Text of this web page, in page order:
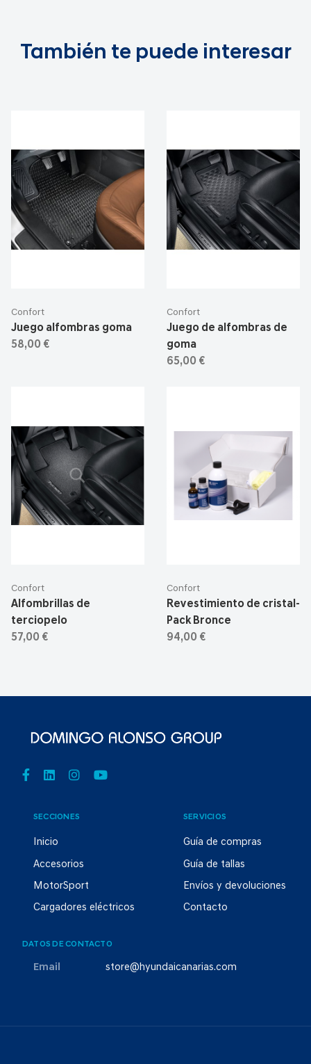
También te puede interesar
Confort
Juego alfombras goma
58,00 €
Confort
Juego de alfombras de
goma
65,00 €
Confort
Alfombrillas de
terciopelo
57,00 €
Confort
Revestimiento de cristal-
Pack Bronce
94,00 €
SECCIONES
Inicio
Accesorios
MotorSport
Cargadores eléctricos
SERVICIOS
Guía de compras
Guía de tallas
Envíos y devoluciones
Contacto
DATOS DE CONTACTO
Email store@hyundaicanarias.com